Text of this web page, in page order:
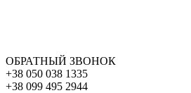
ОБРАТНЫЙ ЗВОНОК
+38 050 038 1335
+38 099 495 2944